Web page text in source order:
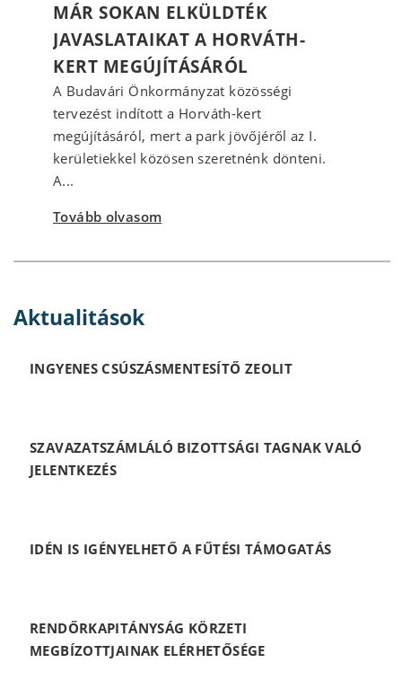
MÁR SOKAN ELKÜLDTÉK
JAVASLATAIKAT A HORVÁTH-
KERT MEGÚJÍTÁSÁRÓL
A Budavári Önkormányzat közösségi
tervezést indított a Horváth-kert
megújításáról, mert a park jövőjéről az I.
kerületiekkel közösen szeretnénk dönteni.
A...
Tovább olvasom
Aktualitások
INGYENES CSÚSZÁSMENTESÍTŐ ZEOLIT
SZAVAZATSZÁMLÁLÓ BIZOTTSÁGI TAGNAK VALÓ
JELENTKEZÉS
IDÉN IS IGÉNYELHETŐ A FŰTÉSI TÁMOGATÁS
RENDŐRKAPITÁNYSÁG KÖRZETI
MEGBÍZOTTJAINAK ELÉRHETŐSÉGE